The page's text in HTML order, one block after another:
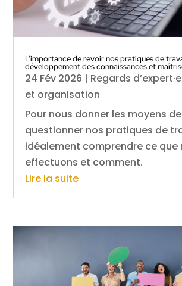
L’importance de revoir nos pratiques de
développement des connaissances et
24 Fév 2026 | Regards
et organisation
Pour nous donner les moyens de
questionner nos pratiques de
idéalement comprendre ce que
effectuons et comment.
Lire la suite